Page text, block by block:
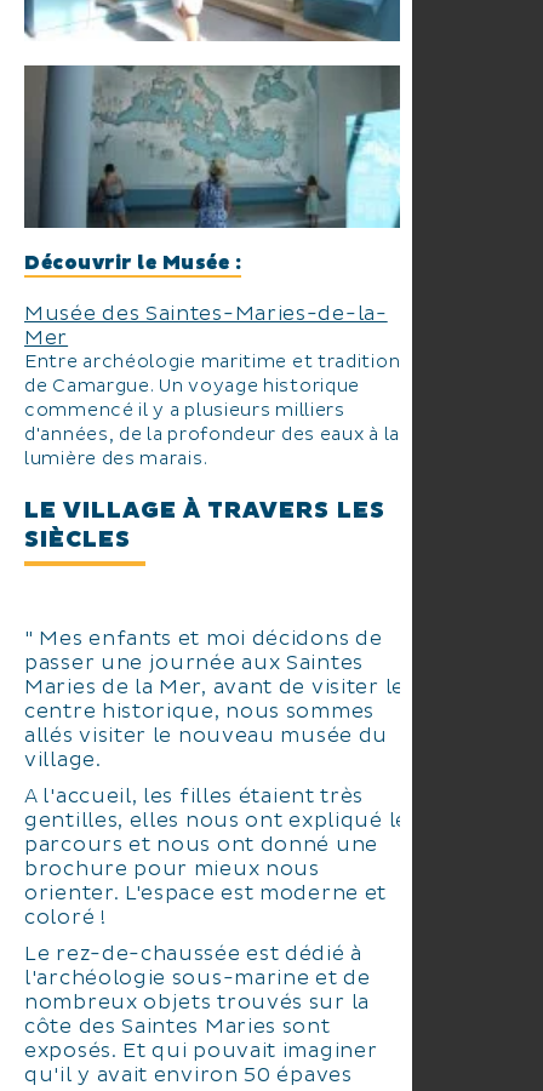
Découvrir le Musée :
Musée des Saintes-Maries-de-la-
Mer
Entre archéologie maritime et traditions
de Camargue. Un voyage historique
commencé il y a plusieurs milliers
d'années, de la profondeur des eaux à la
lumière des marais.
LE VILLAGE À TRAVERS LES
SIÈCLES
" Mes enfants et moi décidons de
passer une journée aux Saintes
Maries de la Mer, avant de visiter le
centre historique, nous sommes
allés visiter le nouveau musée du
village.
A l'accueil, les filles étaient très
gentilles, elles nous ont expliqué le
parcours et nous ont donné une
brochure pour mieux nous
orienter. L'espace est moderne et
coloré !
Le rez-de-chaussée est dédié à
l'archéologie sous-marine et de
nombreux objets trouvés sur la
côte des Saintes Maries sont
exposés. Et qui pouvait imaginer
qu'il y avait environ 50 épaves